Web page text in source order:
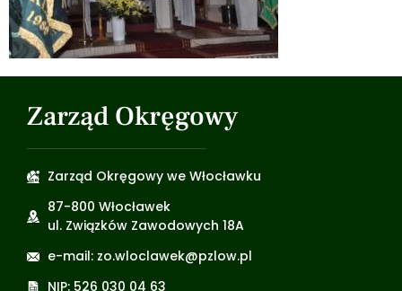
Zarząd Okręgowy
Zarząd Okręgowy we Włocławku
87-800 Włocławek
ul. Związków Zawodowych 18A
e-mail: zo.wloclawek@pzlow.pl
NIP: 526 030 04 63